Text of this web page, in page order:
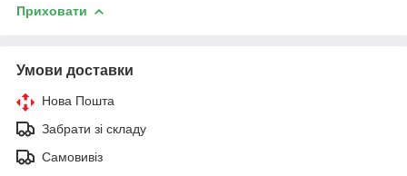
Приховати
Умови доставки
Нова Пошта
Забрати зі складу
Самовивіз